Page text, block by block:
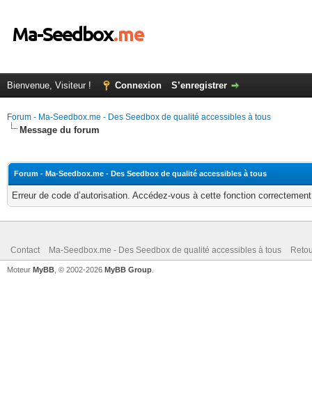
Bienvenue, Visiteur ! Connexion S’enregistrer
Forum - Ma-Seedbox.me - Des Seedbox de qualité accessibles à tous
Message du forum
Forum - Ma-Seedbox.me - Des Seedbox de qualité accessibles à tous
Erreur de code d’autorisation. Accédez-vous à cette fonction
Contact Ma-Seedbox.me - Des Seedbox de qualité accessibles à tous
Moteur MyBB , © 2002-2026 MyBB Group